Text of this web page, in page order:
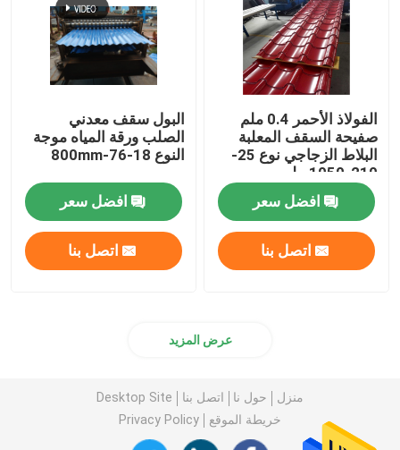
الفولاذ الأحمر 0.4 ملم
صفيحة السقف المعلبة
البلاط الزجاجي نوع 25-
210-1050 ملم
افضل سعر
اتصل بنا
البول سقف معدني
الصلب ورقة المياه موجة
النوع 18-76-800mm
افضل سعر
اتصل بنا
عرض المزيد
منزل حول نا اتصل بنا
Desktop Site
خريطة الموقع
Privacy Policy